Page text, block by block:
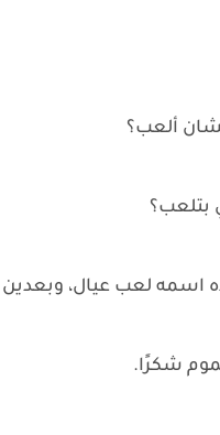
ألعب؟
بتلعب؟
اسمه لعب عيال، وبعدين
شكرًا.